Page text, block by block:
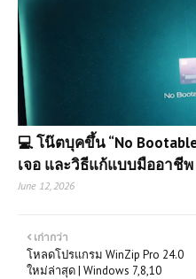
💻 โน๊ตบุคขึ้น “No
เจอ และวิธีแก้แบบมืออาชีพ
June 12, 2026
เก่ากว่า
โหลดโปรแกรม WinZip Pro 24.0
ใหม่ล่าสุด | Windows 7,8,10